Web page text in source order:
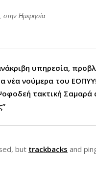
στην Ημερησία
υπηρεσία,
νέα νούμερα του ΕΟΠΥΥ!
τακτική Σαμαρά
but trackbacks and